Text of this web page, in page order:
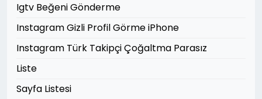
Igtv Beğeni Gönderme
Instagram Gizli Profil Görme iPhone
Instagram Türk Takipçi Çoğaltma Parasız
Liste
Sayfa Listesi